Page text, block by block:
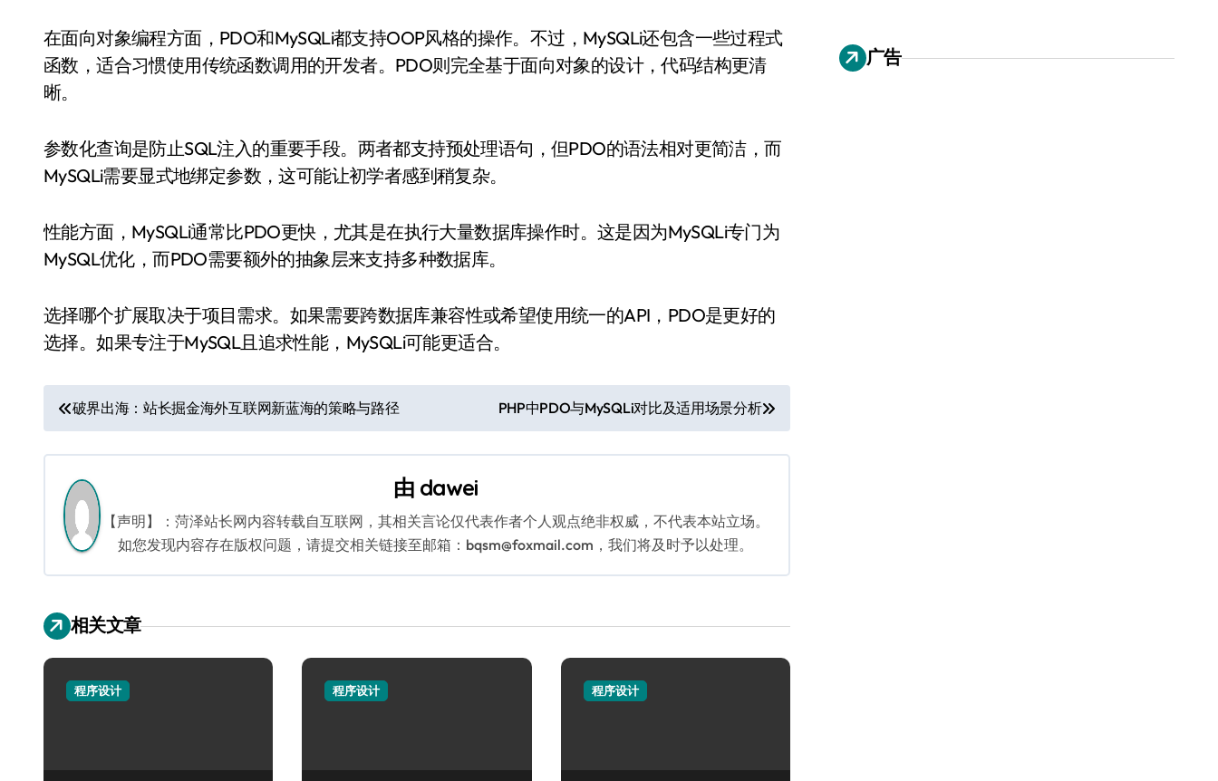
在面向对象编程方面，PDO和MySQLi都支持OOP风格的操作。不过，MySQLi还包含一些过程式
函数，适合习惯使用传统函数调用的开发者。PDO则完全基于面向对象的设计，代码结构更清
晰。
参数化查询是防止SQL注入的重要手段。两者都支持预处理语句，但PDO的语法相对更简洁，而
MySQLi需要显式地绑定参数，这可能让初学者感到稍复杂。
性能方面，MySQLi通常比PDO更快，尤其是在执行大量数据库操作时。这是因为MySQLi专门为
MySQL优化，而PDO需要额外的抽象层来支持多种数据库。
选择哪个扩展取决于项目需求。如果需要跨数据库兼容性或希望使用统一的API，PDO是更好的
选择。如果专注于MySQL且追求性能，MySQLi可能更适合。
文
章
导
航
破界出海：站长掘金海外互联网新蓝海的策略与路径 PHP中PDO与MySQLi对比及适用场景分析
由 dawei
【声明】：菏泽站长网内容转载自互联网，其相关言论仅代表作者个人观点绝非权威，不代表本站立场。
如您发现内容存在版权问题，请提交相关链接至邮箱：bqsm@foxmail.com，我们将及时予以处理。
相关文章
程序设计 程序设计 程序设计
广告